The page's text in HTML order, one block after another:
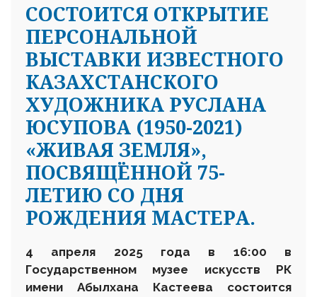
СОСТОИТСЯ ОТКРЫТИЕ
ПЕРСОНАЛЬНОЙ
ВЫСТАВКИ ИЗВЕСТНОГО
КАЗАХСТАНСКОГО
ХУДОЖНИКА РУСЛАНА
ЮСУПОВА (1950-2021)
«ЖИВАЯ ЗЕМЛЯ»,
ПОСВЯЩЁННОЙ 75-
ЛЕТИЮ СО ДНЯ
РОЖДЕНИЯ МАСТЕРА.
4 апреля 2025 года в 16:00 в
Государственном музее искусств РК
имени Абылхана Кастеева состоится